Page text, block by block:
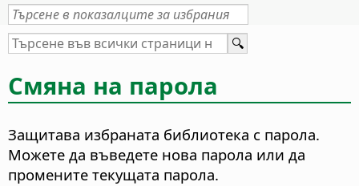
Смяна на парола
Защитава избраната библиотека с парола.
Можете да въведете нова парола или да
промените текущата парола.